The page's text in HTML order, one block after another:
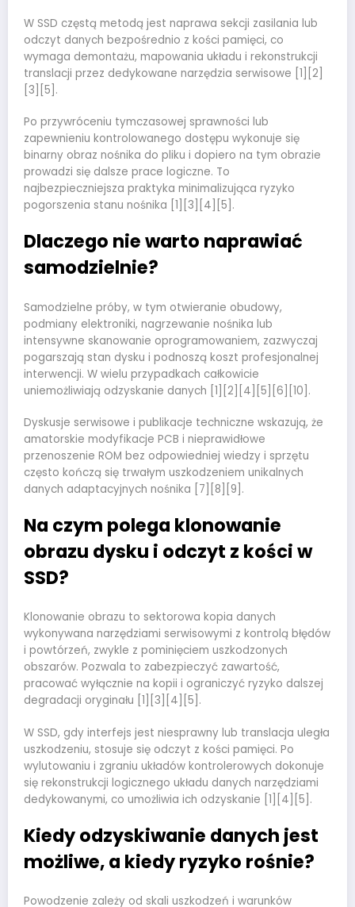
W SSD częstą metodą jest naprawa sekcji zasilania lub
odczyt danych bezpośrednio z kości pamięci, co
wymaga demontażu, mapowania układu i rekonstrukcji
translacji przez dedykowane narzędzia serwisowe [1][2]
[3][5].
Po przywróceniu tymczasowej sprawności lub
zapewnieniu kontrolowanego dostępu wykonuje się
binarny obraz nośnika do pliku i dopiero na tym obrazie
prowadzi się dalsze prace logiczne. To
najbezpieczniejsza praktyka minimalizująca ryzyko
pogorszenia stanu nośnika [1][3][4][5].
Dlaczego nie warto naprawiać
samodzielnie?
Samodzielne próby, w tym otwieranie obudowy,
podmiany elektroniki, nagrzewanie nośnika lub
intensywne skanowanie oprogramowaniem, zazwyczaj
pogarszają stan dysku i podnoszą koszt profesjonalnej
interwencji. W wielu przypadkach całkowicie
uniemożliwiają odzyskanie danych [1][2][4][5][6][10].
Dyskusje serwisowe i publikacje techniczne wskazują, że
amatorskie modyfikacje PCB i nieprawidłowe
przenoszenie ROM bez odpowiedniej wiedzy i sprzętu
często kończą się trwałym uszkodzeniem unikalnych
danych adaptacyjnych nośnika [7][8][9].
Na czym polega klonowanie
obrazu dysku i odczyt z kości w
SSD?
Klonowanie obrazu to sektorowa kopia danych
wykonywana narzędziami serwisowymi z kontrolą błędów
i powtórzeń, zwykle z pominięciem uszkodzonych
obszarów. Pozwala to zabezpieczyć zawartość,
pracować wyłącznie na kopii i ograniczyć ryzyko dalszej
degradacji oryginału [1][3][4][5].
W SSD, gdy interfejs jest niesprawny lub translacja uległa
uszkodzeniu, stosuje się odczyt z kości pamięci. Po
wylutowaniu i zgraniu układów kontrolerowych dokonuje
się rekonstrukcji logicznego układu danych narzędziami
dedykowanymi, co umożliwia ich odzyskanie [1][4][5].
Kiedy odzyskiwanie danych jest
możliwe, a kiedy ryzyko rośnie?
Powodzenie zależy od skali uszkodzeń i warunków